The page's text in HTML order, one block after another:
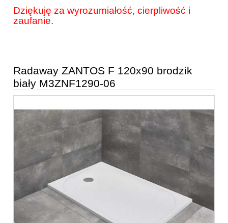
Dziękuję za wyrozumiałość, cierpliwość i
zaufanie.
Radaway ZANTOS F 120x90 brodzik
biały M3ZNF1290-06